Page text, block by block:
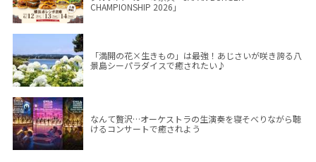
CHAMPIONSHIP 2026」
「満開の花×生きもの」は最強！あじさいが咲き誇る八
景島シーパラダイスで癒されたい♪
なんて贅沢…オーケストラの生演奏を寝そべりながら聴
けるコンサートで癒されよう